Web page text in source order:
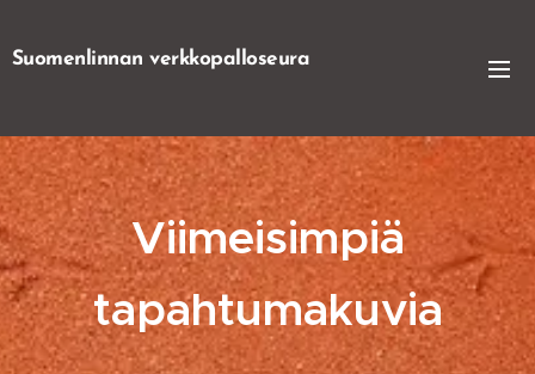
Suomenlinnan verkkopalloseura
Viimeisimpiä
tapahtumakuvia